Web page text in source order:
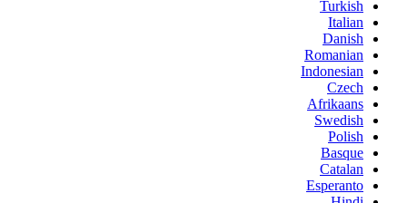
Turkish
Italian
Danish
Romanian
Indonesian
Czech
Afrikaans
Swedish
Polish
Basque
Catalan
Esperanto